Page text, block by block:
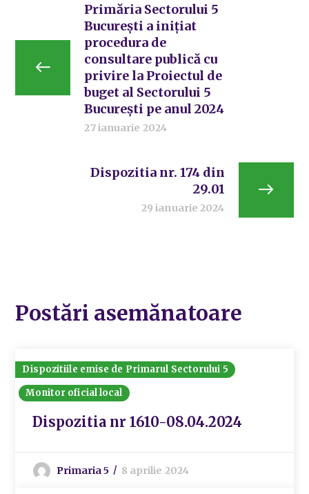
Primăria Sectorului 5
Bucureşti a inițiat
procedura de
consultare publică cu
privire la Proiectul de
buget al Sectorului 5
Bucureşti pe anul 2024
27 ianuarie 2024
Dispozitia nr. 174 din
29.01
29 ianuarie 2024
Postări asemănatoare
Dispozitiile emise de Primarul Sectorului 5
Monitor oficial local
Dispozitia nr 1610-08.04.2024
Primaria 5 8 aprilie 2024